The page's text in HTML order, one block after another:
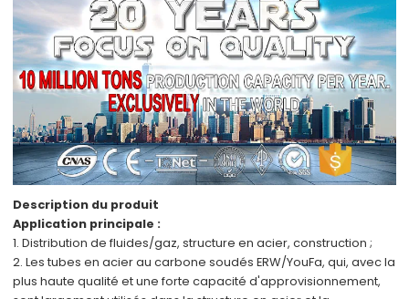
Description du produit
Application principale :
1. Distribution de fluides/gaz, structure en acier,construction ;
2. Les tubes en acier au carbone soudés ERW/YouFa,qui, avecla
plus haute qualité etune forte capacité d'approvisionnement,